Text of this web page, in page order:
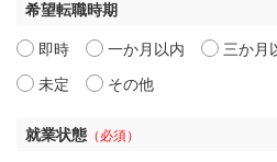
希望転職時期
即時 一か月以内 三か月
未定
その他
就業状態 （必須）